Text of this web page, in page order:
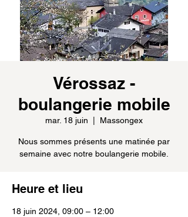
Vérossaz -
boulangerie mobile
mar. 18 juin Massongex
Nous sommes présents une matinée par
semaine avec notre boulangerie mobile.
Heure et lieu
18 juin 2024, 09:00 – 12:00